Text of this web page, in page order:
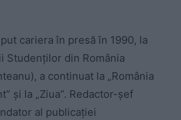
cariera în presă în 1990, la
Studenților din România
a continuat la „România
și la „Ziua”. Redactor-șef
al publicației